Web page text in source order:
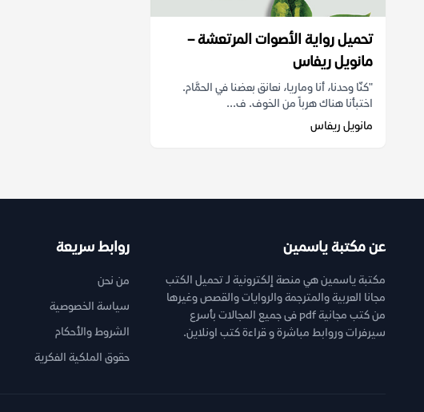
تحميل رواية الأصوات المرتعشة –
مانويل ريفاس
"كنّا وحدنا، أنا وماريا، نعانق بعضنا في الحمَّام.
اختبأنا هناك هرباً من الخوف. ف...
مانويل ريفاس
عن مكتبة ياسمين
مكتبة ياسمين هي منصة إلكترونية لـ تحميل الكتب
مجانا العربية والمترجمة والروايات والقصص وغيرها
من كتب مجانية pdf فى جميع المجالات بأسرع
سيرفرات وروابط مباشرة و قراءة كتب اونلاين.
روابط سريعة
من نحن
سياسة الخصوصية
الشروط والأحكام
حقوق الملكية الفكرية